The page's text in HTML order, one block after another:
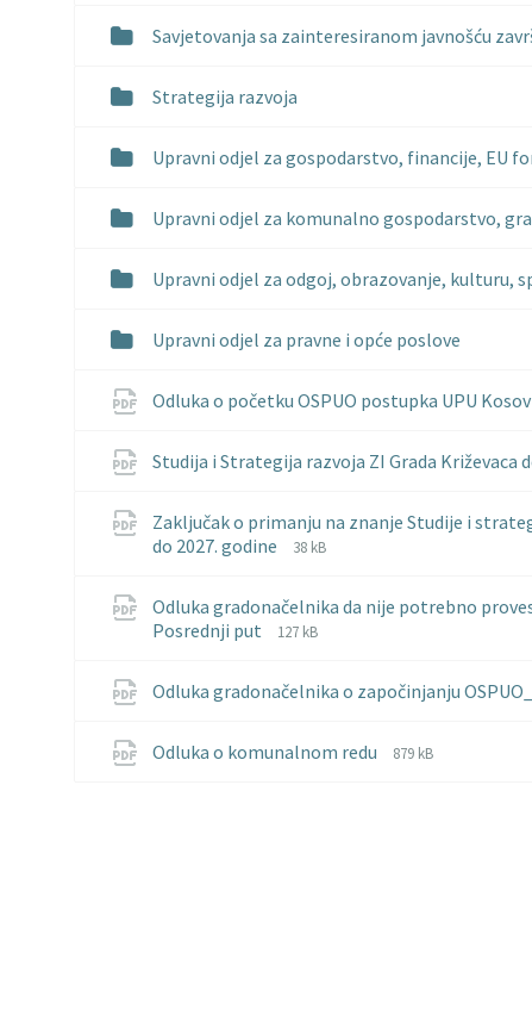
Savjetovanja sa zainteresiranom javnošću
Strategija razvoja
Upravni odjel za gospodarstvo, financije, EU
Upravni odjel za komunalno gospodarstvo,
Upravni odjel za odgoj, obrazovanje, kulturu,
Upravni odjel za pravne i opće poslove
Odluka o početku OSPUO postupka UPU
Studija i Strategija razvoja ZI Grada Križevaca
Zaključak o primanju na znanje Studije i
do 2027. godine
File
File
38 kB
Odluka gradonačelnika da nije potrebno
Posrednji put
File
File
127 kB
Odluka gradonačelnika o započinjanju
Odluka o komunalnom redu
File
File
879 kB